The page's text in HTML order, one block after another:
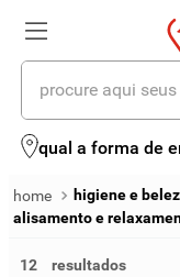
procure aqui seus
qual a forma de
higiene e
alisamento e
12
termos mais
2º leite
3º cafe